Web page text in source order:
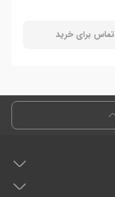
تماس برای خرید